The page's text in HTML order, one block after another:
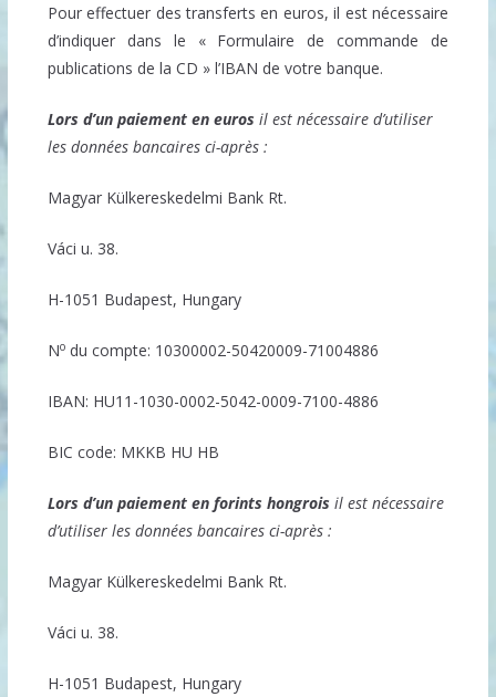
Pour effectuer des transferts en euros, il est nécessaire
d’indiquer dans le « Formulaire de commande de
publications de la CD » l’IBAN de votre banque.
Lors d’un paiement en euros il est nécessaire d’utiliser
les données bancaires ci-après :
Magyar Külkereskedelmi Bank Rt.
Váci u. 38.
H-1051 Budapest, Hungary
Nodu compte: 10300002-50420009-71004886
IBAN: HU11-1030-0002-5042-0009-7100-4886
BIC code: MKKB HU HB
Lors d’un paiement en forints hongrois il est nécessaire
d’utiliser les données bancaires ci-après :
Magyar Külkereskedelmi Bank Rt.
Váci u. 38.
H-1051 Budapest, Hungary